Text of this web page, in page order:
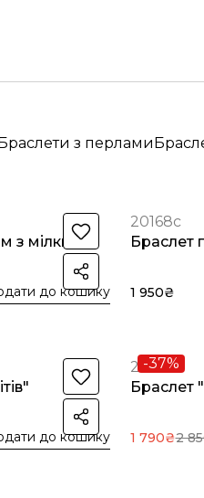
з перлами
з мілких
до кошику
20168с
Браслет
1 950₴
до кошику
-37%
20161с
Браслет
1 790₴2